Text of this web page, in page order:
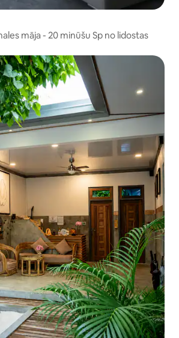
māja - 20 minūšu Sp no lidostas